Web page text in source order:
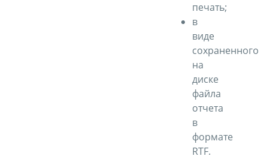
печать;
в
виде
сохраненного
на
диске
файла
отчета
в
формате
RTF.